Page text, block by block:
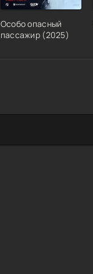
Особо опасный
пассажир (2025)